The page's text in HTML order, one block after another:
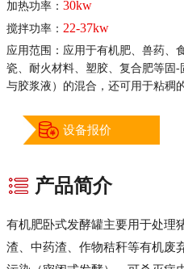
加热功率： 30kw
搅拌功率： 22-37kw
应用范围：应用于有机肥、兽药、
瓷、耐火材料、塑胶、复合肥等固
与胶浆液）的混合，还可用于粘稠
设备报价
产品简介
有机肥卧式发酵罐主要用于处理
渣、中药渣、作物秸秆等有机废